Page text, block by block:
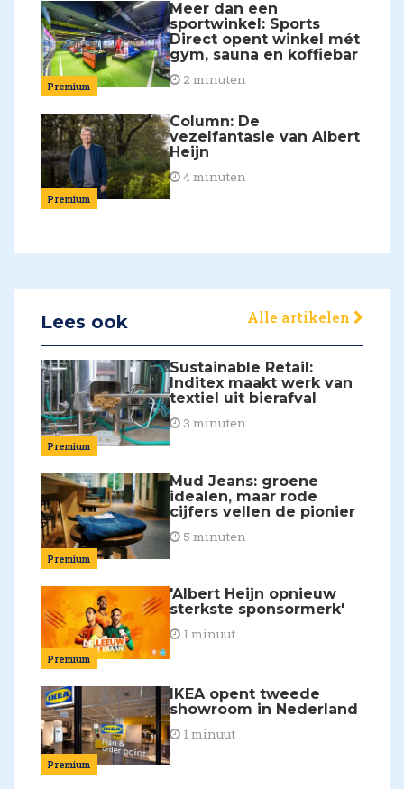
Premium
Meer dan een
sportwinkel: Sports
Direct opent winkel mét
gym, sauna en koffiebar
2 minuten
Premium
Column: De
vezelfantasie van Albert
Heijn
4 minuten
Lees ook Alle artikelen
Premium
Sustainable Retail:
Inditex maakt werk van
textiel uit bierafval
3 minuten
Premium
Mud Jeans: groene
idealen, maar rode
cijfers vellen de pionier
5 minuten
Premium
'Albert Heijn opnieuw
sterkste sponsormerk'
1 minuut
Premium
IKEA opent tweede
showroom in Nederland
1 minuut